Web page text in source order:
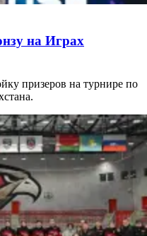
на Играх
призеров на турнире по